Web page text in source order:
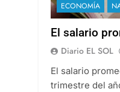
ECONOMÍA
El salario
Diario EL SOL
El salario
trimestre del